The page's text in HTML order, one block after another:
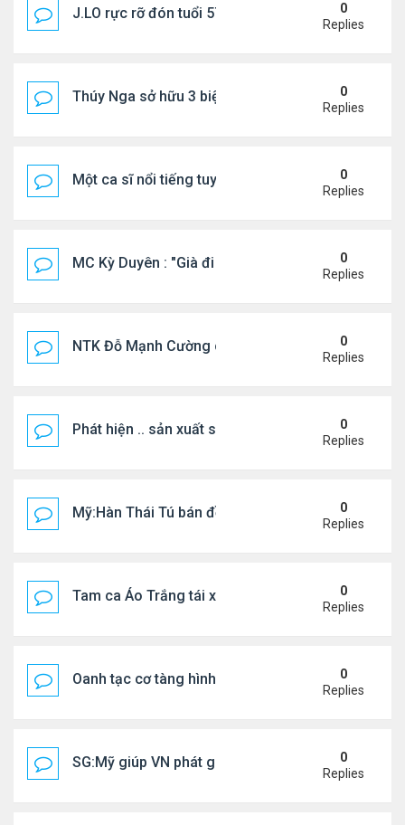
J.LO rực rỡ đón tuổi 57 trên đất Âu
0
Replies
Thúy Nga sở hữu 3 biệt thự triệu USD ở Mỹ
0
Replies
Một ca sĩ nổi tiếng tuyên bố không thu tiền tác
0
Replies
MC Kỳ Duyên : "Già đi cũng là một đặc ân"
0
Replies
NTK Đỗ Mạnh Cường chi 100 triệu đồng thuê...
0
Replies
Phát hiện .. sản xuất sữa 'pha bột giặt'
0
Replies
Mỹ:Hàn Thái Tú bán đồ ăn online mưu sinh
0
Replies
Tam ca Áo Trắng tái xuất trên sân khấu
0
Replies
Oanh tạc cơ tàng hình đáng sợ nhất thế giới
0
Replies
SG:Mỹ giúp VN phát giác xưởng sản xuất giày
0
Replies